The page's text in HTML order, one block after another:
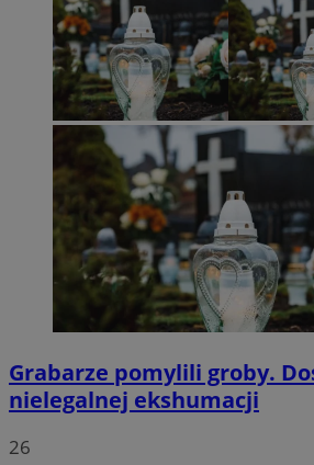
Grabarze pomylili groby.
nielegalnej ekshumacji
26